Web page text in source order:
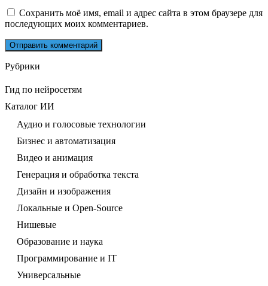
Сохранить моё имя, email и адрес сайта в этом браузере для
последующих моих комментариев.
Рубрики
Гид по нейросетям
Каталог ИИ
Аудио и голосовые технологии
Бизнес и автоматизация
Видео и анимация
Генерация и обработка текста
Дизайн и изображения
Локальные и Open-Source
Нишевые
Образование и наука
Программирование и IT
Универсальные